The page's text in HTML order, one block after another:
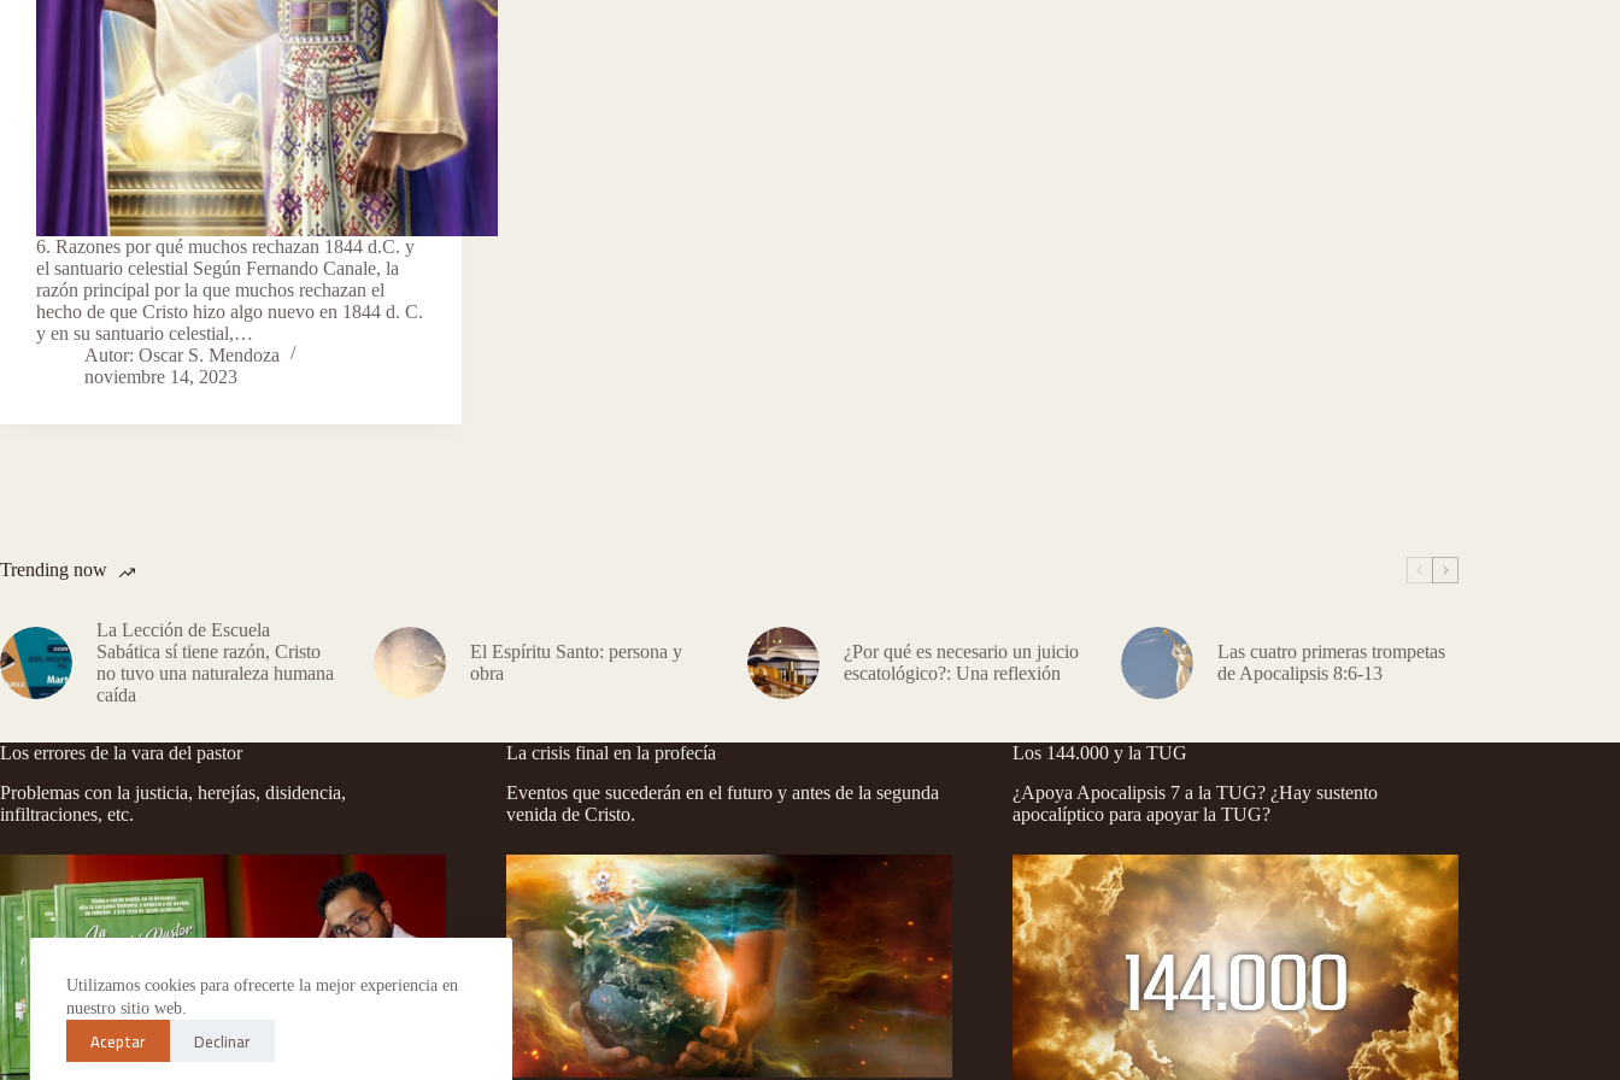
Utilizamos cookies para ofrecerte la mejor experiencia en
nuestro sitio web.
Aceptar Declinar
6. Razones por qué muchos rechazan 1844 d.C. y
el santuario celestial Según Fernando Canale, la
razón principal por la que muchos rechazan el
hecho de que Cristo hizo algo nuevo en 1844 d. C.
y en su santuario celestial,…
Autor: Oscar S. Mendoza
noviembre 14, 2023
Trending now
La Lección de Escuela
Sabática sí tiene razón, Cristo
no tuvo una naturaleza humana
caída
El Espíritu Santo: persona y
obra
¿Por qué es necesario un juicio
escatológico?: Una reflexión
Las cuatro primeras trompetas
de Apocalipsis 8:6-13
Los errores de la vara del pastor
Problemas con la justicia, herejías, disidencia,
infiltraciones, etc.
La crisis final en la profecía
Eventos que sucederán en el futuro y antes de la segunda
venida de Cristo.
Los 144.000 y la TUG
¿Apoya Apocalipsis 7 a la TUG? ¿Hay sustento
apocalíptico para apoyar la TUG?